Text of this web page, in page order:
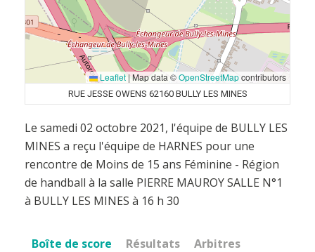
Leaflet|Map data ©OpenStreetMapcontributors
RUE JESSE OWENS 62160 BULLY LES MINES
Le samedi 02 octobre 2021, l'équipe de BULLY LES
MINES a reçu l'équipe de HARNES pour une
rencontre de Moins de 15 ans Féminine - Région
de handball à la salle PIERRE MAUROY SALLE N°1
à BULLY LES MINES à 16 h 30
Boîte de score Résultats
Arbitres